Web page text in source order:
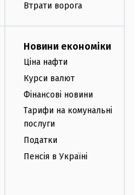
Втрати ворога
Новини економіки
Ціна нафти
Курси валют
Фінансові новини
Тарифи на комунальні
послуги
Податки
Пенсія в Україні